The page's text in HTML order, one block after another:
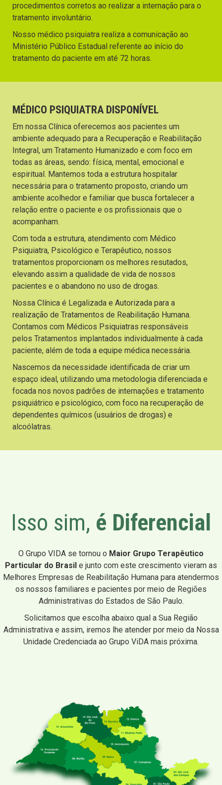
procedimentos corretos ao realizar a internação para o
tratamento involuntário.
Nosso médico psiquiatra realiza a comunicação ao
Ministério Público Estadual referente ao início do
tratamento do paciente em até 72 horas.
MÉDICO PSIQUIATRA DISPONÍVEL
Em nossa Clínica oferecemos aos pacientes um
ambiente adequado para a Recuperação e Reabilitação
Integral, um Tratamento Humanizado e com foco em
todas as áreas, sendo: física, mental, emocional e
espiritual. Mantemos toda a estrutura hospitalar
necessária para o tratamento proposto, criando um
ambiente acolhedor e familiar que busca fortalecer a
relação entre o paciente e os profissionais que o
acompanham.
Com toda a estrutura, atendimento com Médico
Psiquiatra, Psicológico e Terapêutico, nossos
tratamentos proporcionam os melhores resutados,
elevando assim a qualidade de vida de nossos
pacientes e o abandono no uso de drogas.
Nossa Clínica é Legalizada e Autorizada para a
realização de Tratamentos de Reabilitação Humana.
Contamos com Médicos Psiquiatras responsáveis
pelos Tratamentos implantados individualmente à cada
paciente, além de toda a equipe médica necessária.
Nascemos da necessidade identificada de criar um
espaço ideal, utilizando uma metodologia diferenciada e
focada nos novos padrões de internações e tratamento
psiquiátrico e psicológico, com foco na recuperação de
dependentes químicos (usuários de drogas) e
alcoólatras.
Isso sim, é Diferencial
O Grupo VIDA se tornou o Maior Grupo Terapêutico
Particular do Brasil e junto com este crescimento vieram as
Melhores Empresas de Reabilitação Humana para atendermos
os nossos familiares e pacientes por meio de Regiões
Administrativas do Estados de São Paulo.
Solicitamos que escolha abaixo qual a Sua Região
Administrativa e assim, iremos lhe atender por meio da Nossa
Unidade Credenciada ao Grupo ViDA mais próxima.